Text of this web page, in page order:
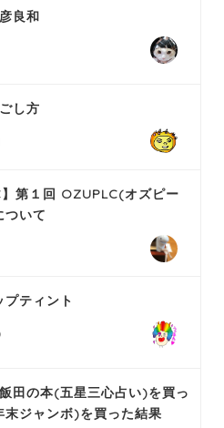
良和
し方
】第１回 OZUPLC(オズピー
ついて
プティント
田の本(五星三心占い)を買っ
末ジャンボ)を買った結果